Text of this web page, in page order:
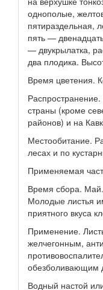
однополые,
пятираздельная,
пять —
— двукрылатка,
два плодика.
Время цветения.
Распространение.
страны (кроме
районов) и на
Местообитание.
лесах и по
Применяемая
Время сбора.
Молодые листья
приятного вкуса
Применение.
желчегонным,
обезболивающим
Водный настой